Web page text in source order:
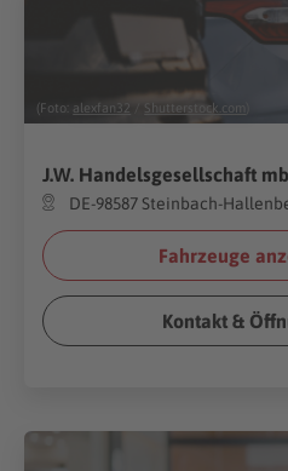
(Foto: alexfan32 Shutterstock.com
J.W. Handelsgesellschaft
DE-98587 Steinbach-
Fahrzeuge
Kontakt &